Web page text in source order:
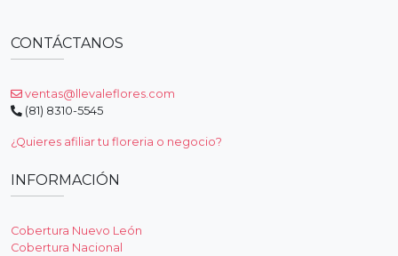
CONTÁCTANOS
ventas@llevaleflores.com
(81) 8310-5545
¿Quieres afiliar tu floreria o negocio?
INFORMACIÓN
Cobertura Nuevo León
Cobertura Nacional